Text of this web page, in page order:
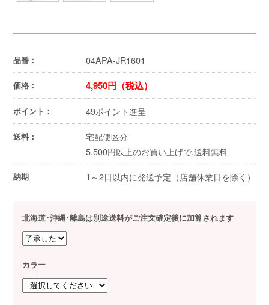
品番： 04APA-JR1601
価格： 4,950円（税込）
ポイント： 49ポイント進呈
送料：
宅配便区分
5,500円以上のお買い上げで,送料無料
納期 1～2日以内に発送予定（店舗休業日を除く）
北海道･沖縄･離島は別途送料がご注文確定後に加算されます
カラー